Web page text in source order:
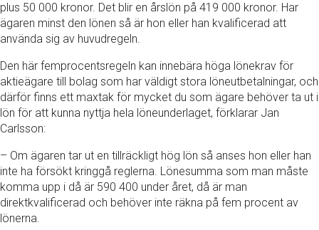
plus 50 000 kronor. Det blir en årslön på 419 000 kronor. Har
ägaren minst den lönen så är hon eller han kvalificerad att
använda sig av huvudregeln.
Den här femprocentsregeln kan innebära höga lönekrav för
aktieägare till bolag som har väldigt stora löneutbetalningar, och
därför finns ett maxtak för mycket du som ägare behöver ta ut i
lön för att kunna nyttja hela löneunderlaget, förklarar Jan
Carlsson:
– Om ägaren tar ut en tillräckligt hög lön så anses hon eller han
inte ha försökt kringgå reglerna. Lönesumma som man måste
komma upp i då är 590 400 under året, då är man
direktkvalificerad och behöver inte räkna på fem procent av
lönerna.